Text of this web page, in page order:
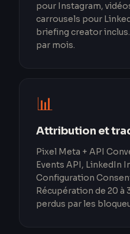
pour Instagram,
carrousels pour
briefing creator
par mois.
📊
Attribution et
Pixel Meta + API
Events API, LinkedIn
Configuration
Récupération de 20 à
perdus par les